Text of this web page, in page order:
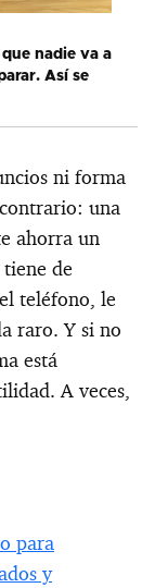
nadie va a
Así se
ni forma
una
ahorra un
de
teléfono, le
raro. Y si no
está
A veces,
para
y